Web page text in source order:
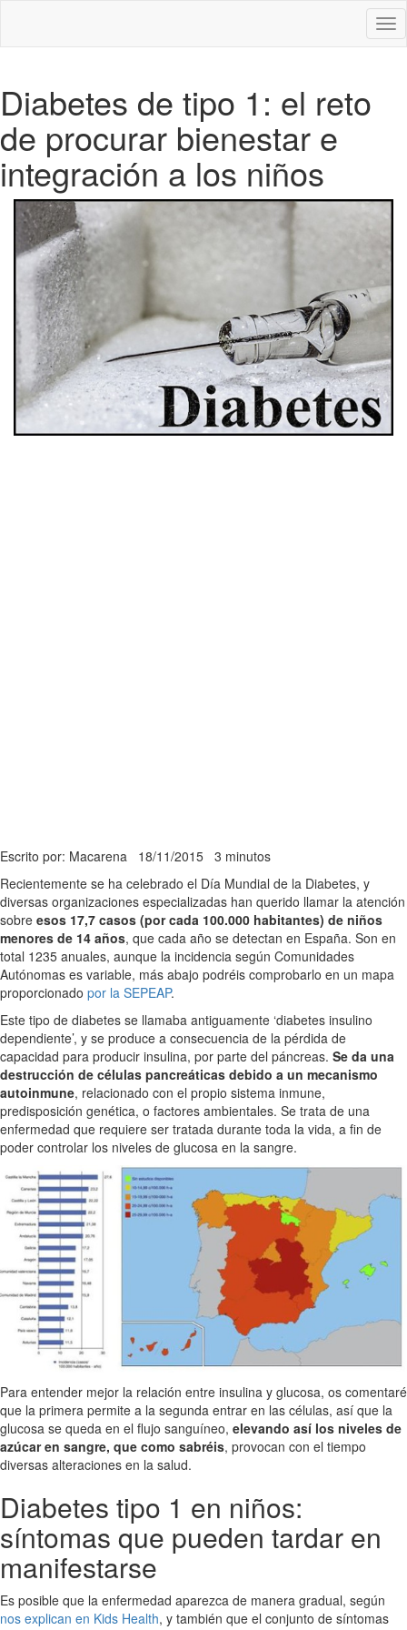
Diabetes de tipo 1: el reto
de procurar bienestar e
integración a los niños
Escrito por: Macarena 18/11/2015 3 minutos
Recientemente se ha celebrado el Día Mundial de la Diabetes, y
diversas organizaciones especializadas han querido llamar la atención
sobre esos 17,7 casos (por cada 100.000 habitantes) de niños
menores de 14 años, que cada año se detectan en España. Son en
total 1235 anuales, aunque la incidencia según Comunidades
Autónomas es variable, más abajo podréis comprobarlo en un mapa
proporcionado por la SEPEAP.
Este tipo de diabetes se llamaba antiguamente ‘diabetes insulino
dependiente’, y se produce a consecuencia de la pérdida de
capacidad para producir insulina, por parte del páncreas. Se da una
destrucción de células pancreáticas debido a un mecanismo
autoinmune, relacionado con el propio sistema inmune,
predisposición genética, o factores ambientales. Se trata de una
enfermedad que requiere ser tratada durante toda la vida, a fin de
poder controlar los niveles de glucosa en la sangre.
Para entender mejor la relación entre insulina y glucosa, os comentaré
que la primera permite a la segunda entrar en las células, así que la
glucosa se queda en el flujo sanguíneo, elevando así los niveles de
azúcar en sangre, que como sabréis, provocan con el tiempo
diversas alteraciones en la salud.
Diabetes tipo 1 en niños:
síntomas que pueden tardar en
manifestarse
Es posible que la enfermedad aparezca de manera gradual, según
nos explican en Kids Health, y también que el conjunto de síntomas